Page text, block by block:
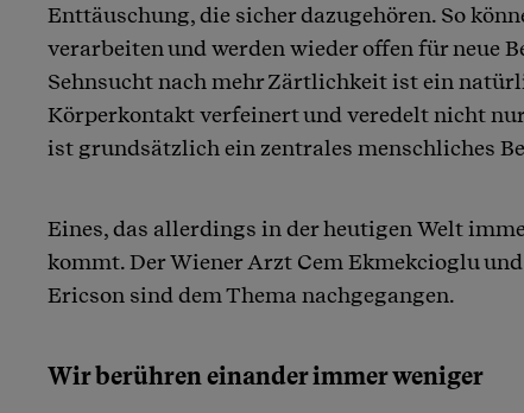
Enttäuschung, die sicher dazugehören. So
verarbeiten und werden wieder offen für neue
Sehnsucht nach mehr Zärtlichkeit ist ein
Körperkontakt verfeinert und veredelt nicht
ist grundsätzlich ein zentrales menschliches
Eines, das allerdings in der heutigen Welt
kommt. Der Wiener Arzt Cem Ekmekcioglu
Ericson sind dem Thema nachgegangen.
Wir berühren einander immer weniger